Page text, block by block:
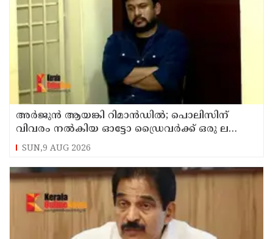
അര്‍ജുന്‍ ആയങ്കി റിമാന്‍ഡില്‍; പൊലിസിന്
വിവരം നൽകിയ ഓട്ടോ ഡ്രൈവർക്ക് ഒരു ലക്ഷം
പാരിതോഷികം നൽകുമെന്ന് മന്ത്രി
SUN,9 AUG 2026